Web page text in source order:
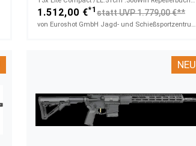
1.512,00 €*1 statt UVP 1.779,00 €**
NEU